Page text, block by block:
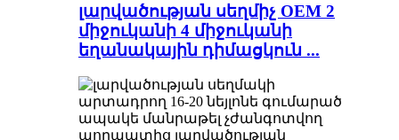
լարվածության սեղմիչ OEM 2
միջուկանի 4 միջուկանի
եղանակային դիմացկուն ...